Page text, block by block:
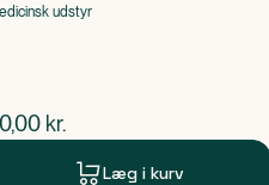
udstyr
nuværende pris
kr.
Læg i kurv